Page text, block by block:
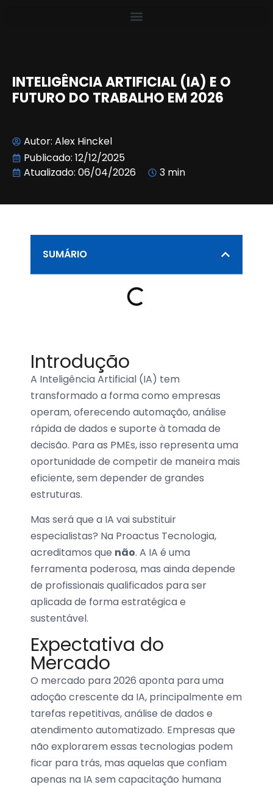
INTELIGÊNCIA ARTIFICIAL (IA) E O
FUTURO DO TRABALHO EM 2026
Autor: Alex Hinckel
Publicado: 12/12/2025
Atualizado: 06/04/2026
3 min
SUMÁRIO
Introdução
A Inteligência Artificial (IA) tem
transformado a forma como empresas
operam, oferecendo automação, análise
rápida de dados e suporte à tomada de
decisão. Para as PMEs, isso representa uma
oportunidade de competir de maneira mais
eficiente, sem depender de grandes
estruturas.
Mas será que a IA vai substituir
especialistas? Na Proactus Tecnologia,
acreditamos que não. A IA é uma
ferramenta poderosa, mas ainda depende
de profissionais qualificados para ser
aplicada de forma estratégica e
sustentável.
Expectativa do
Mercado
O mercado para 2026 aponta para uma
adoção crescente da IA, principalmente em
tarefas repetitivas, análise de dados e
atendimento automatizado. Empresas que
não explorarem essas tecnologias podem
ficar para trás, mas aquelas que confiam
apenas na IA sem capacitação humana